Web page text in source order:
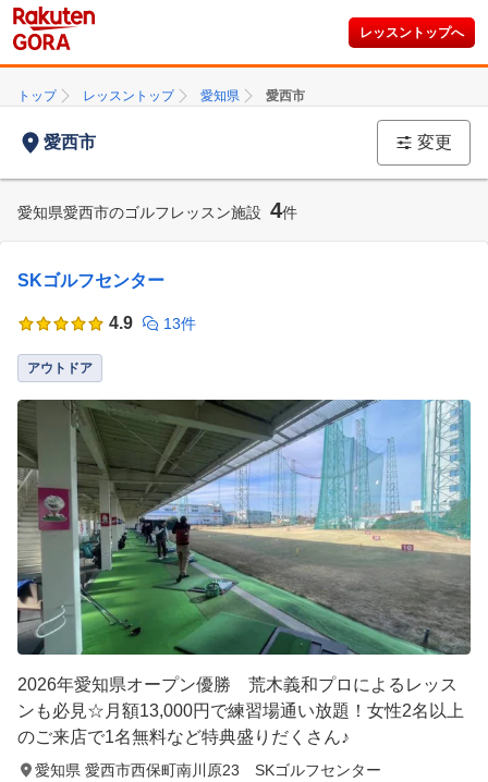
レッスントップへ
トップ レッスントップ 愛知県 愛西市
愛西市 変更
愛知県愛西市のゴルフレッスン施設 4件
SKゴルフセンター
4.9 13件
アウトドア
2026年愛知県オープン優勝 荒木義和プロによるレッス
ンも必見☆月額13,000円で練習場通い放題！女性2名以上
のご来店で1名無料など特典盛りだくさん♪
愛知県 愛西市西保町南川原23 SKゴルフセンター